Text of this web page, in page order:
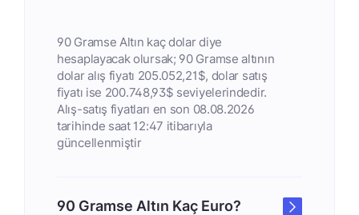
90 Gramse Altın kaç dolar diye
hesaplayacak olursak; 90 Gramse altının
dolar alış fiyatı 205.052,21$, dolar satış
fiyatı ise 200.748,93$ seviyelerindedir.
Alış-satış fiyatları en son 08.08.2026
tarihinde saat 12:47 itibarıyla
güncellenmiştir
90 Gramse Altın Kaç Euro?